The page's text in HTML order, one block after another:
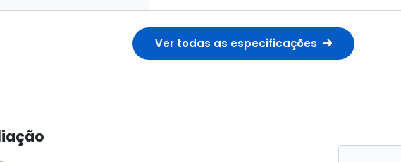
Ver todas as especificações